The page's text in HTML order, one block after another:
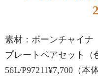
素材：ボーンチャイ
プレートペアセット（
56L/P97211¥7,700（本